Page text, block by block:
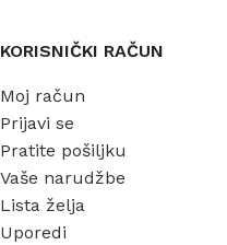
KORISNIČKI RAČUN
Moj račun
Prijavi se
Pratite pošiljku
Vaše narudžbe
Lista želja
Uporedi